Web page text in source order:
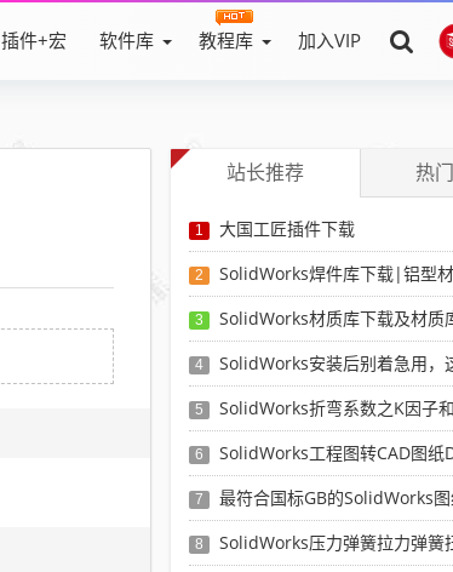
插件+宏 软件库 教程库 加入VIP
站长推荐 热
1 大国工匠插件下载
2 SolidWorks焊件库下载|铝型材库下载|附sw焊件库添加
3 SolidWorks材质库下载及材质
4 SolidWorks安装后别着急用，这八个重要SolidWorks设置可以
5 SolidWorks折弯系数之K因子和折弯扣除
6 SolidWorks工程图转CAD图纸DWG格式映射文件无乱码可分
7 最符合国标GB的SolidWorks图纸格式和图纸模板下
8 SolidWorks压力弹簧拉力弹簧扭力弹簧涡卷弹簧自动